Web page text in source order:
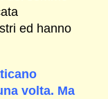
ed hanno
volta. Ma